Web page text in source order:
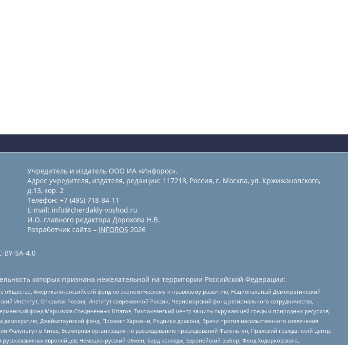
Учредитель и издатель ООО ИА «Инфорос».
Адрес учредителя, издателя, редакции: 117218, Россия, г. Москва, ул. Кржижановского,
д.13, кор. 2
Телефон: +7 (495) 718-84-11
E-mail: info@cherdakly-voshod.ru
И.О. главного редактора Дорохова Н.В.
Разработчик сайта – INFOROS 2026
BY-SA-4.0
которых признана нежелательной на территории Российской Федерации:
Американо-российский фонд по экономическому и правовому развитию, Национальный Демократический
Институт, Открытая Россия, Институт современной России, Черноморский фонд регионального сотрудничества,
фонд Маршалла Соединенных Штатов, Тихоокеанский центр защиты окружающей среды и природных ресурсов,
Джеймстаунский фонд, Прожект Хармони, Родники дракона, Врачи против насильственного извлечения
в Китае, Всемирная организация по расследованию преследований Фалуньгун, Пражский гражданский центр,
европейцев, Немецко-русский обмен, Бард колледж, Европейский выбор, Фонд Ходорковского,